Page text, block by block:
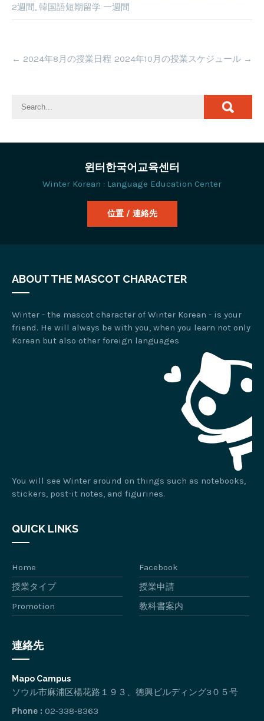
2週間, 韓国語短期留学 一週間
navigation
← 2024年8月の授業日程 2024年10月の授業スケジュール →
윈터한국어교육센터
Winter Korean : Language Education Center
位置 / 連絡先
ABOUT THE MASCOT CHARACTER
Winter - the mascot character of Winter Korean - is your
friend. He will always be with you, when you learn not only
Korean but also other foreign languages
You will see Winter around on things such as notebooks,
stickers, post-it notes, and figurines.
QUICK LINKS
Home
Facebook
授業タイプ
授業申請
Promotion
教科書案内
連絡先
Mapo Campus
ソウル市麻浦区楊花路１９３、徳興ビルディング3０５号
Phone : 02-338-8363